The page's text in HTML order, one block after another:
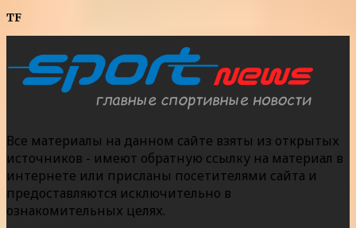
TF
Все материалы на данном сайте взяты из открытых
источников - имеют обратную ссылку на материал в
интернете или присланы посетителями сайта и
предоставляются исключительно в
ознакомительных целях.